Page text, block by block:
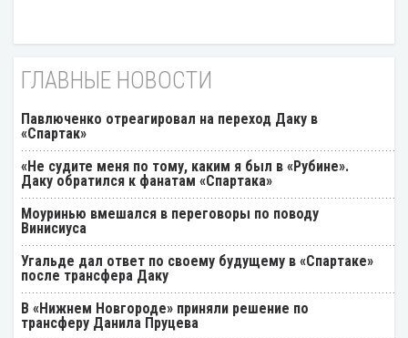
ГЛАВНЫЕ НОВОСТИ
Павлюченко отреагировал на переход Даку в
«Спартак»
«Не судите меня по тому, каким я был в «Рубине».
Даку обратился к фанатам «Спартака»
Моуринью вмешался в переговоры по поводу
Винисиуса
Угальде дал ответ по своему будущему в «Спартаке»
после трансфера Даку
В «Нижнем Новгороде» приняли решение по
трансферу Данила Пруцева